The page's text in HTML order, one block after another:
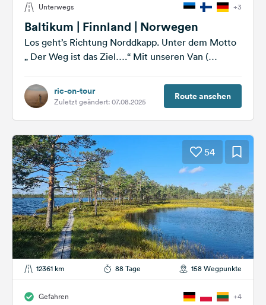
Unterwegs +3
Baltikum | Finnland | Norwegen
Los geht’s Richtung Norddkapp. Unter dem Motto
„ Der Weg ist das Ziel….“ Mit unseren Van (
ric-on-tour
Zuletzt geändert: 07.08.2025 Route ansehen
54
12361 km 88 Tage 158 Wegpunkte
Gefahren +4